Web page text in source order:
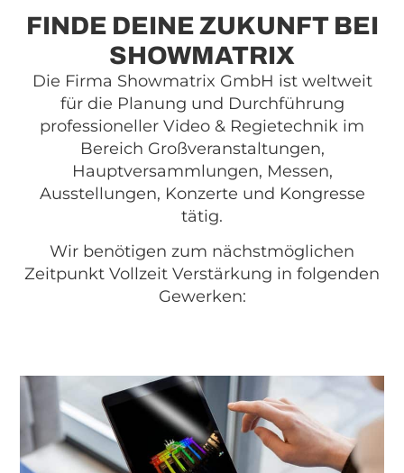
FINDE DEINE ZUKUNFT BEI
SHOWMATRIX
Die Firma Showmatrix GmbH ist weltweit
für die Planung und Durchführung
professioneller Video & Regietechnik im
Bereich Großveranstaltungen,
Hauptversammlungen, Messen,
Ausstellungen, Konzerte und Kongresse
tätig.
Wir benötigen zum nächstmöglichen
Zeitpunkt Vollzeit Verstärkung in folgenden
Gewerken: